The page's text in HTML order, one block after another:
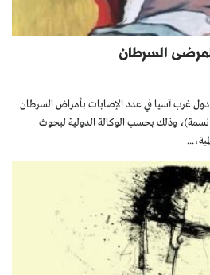
السرطان
غرب آسيا في عدد الإصابات بأمراض السرطان
السكان (17.500 مليون نسمة)، وذلك بحسب الوكالة الدولية لبحوث